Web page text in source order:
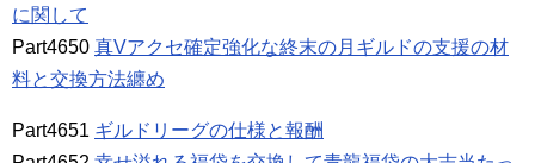
に関して
Part4650 真Vアクセ確定強化な終末の月ギルドの支援の材
料と交換方法纏め
Part4651 ギルドリーグの仕様と報酬